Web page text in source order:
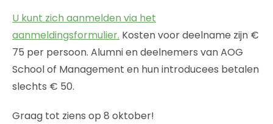
U kunt zich aanmelden via het
aanmeldingsformulier. Kosten voor deelname zijn €
75 per persoon. Alumni en deelnemers van AOG
School of Management en hun introducees betalen
slechts € 50.
Graag tot ziens op 8 oktober!